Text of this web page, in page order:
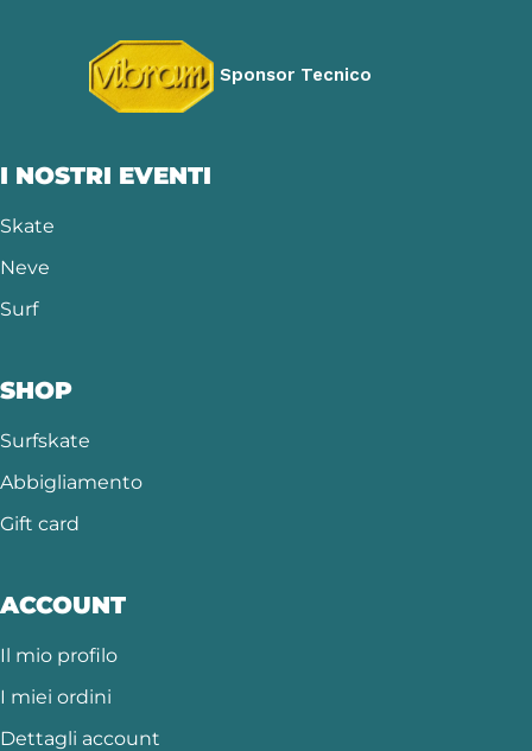
Sponsor Tecnico
I NOSTRI EVENTI
Skate
Neve
Surf
SHOP
Surfskate
Abbigliamento
Gift card
ACCOUNT
Il mio profilo
I miei ordini
Dettagli account